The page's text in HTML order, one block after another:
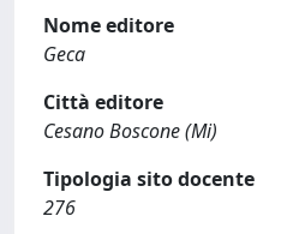
Nome editore
Geca
Città editore
Cesano Boscone (Mi)
Tipologia sito docente
276